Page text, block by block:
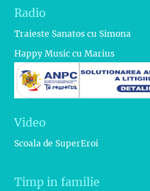
Radio
Traieste Sanatos cu Simona
Happy Music cu Marius
Video
Scoala de SuperEroi
Timp in familie